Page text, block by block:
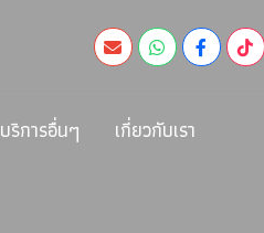
บริการอื่นๆ เกี่ยวกับเรา